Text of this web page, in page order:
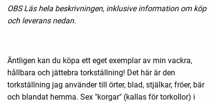
OBS Läs hela beskrivningen, inklusive information om köp
och leverans nedan.
Äntligen kan du köpa ett eget exemplar av min vackra,
hållbara och jättebra torkställning! Det här är den
torkställning jag använder till örter, blad, stjälkar, fröer, bär
och blandat hemma. Sex "korgar" (kallas för torkollor) i